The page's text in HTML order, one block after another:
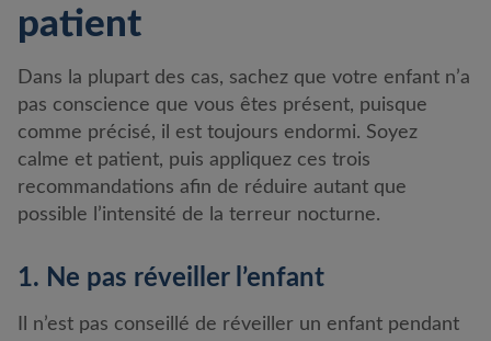
patient
Dans la plupart des cas, sachez que votre enfant n’a
pas conscience que vous êtes présent, puisque
comme précisé, il est toujours endormi. Soyez
calme et patient, puis appliquez ces trois
recommandations afin de réduire autant que
possible l’intensité de la terreur nocturne.
1. Ne pas réveiller l’enfant
Il n’est pas conseillé de réveiller un enfant pendant